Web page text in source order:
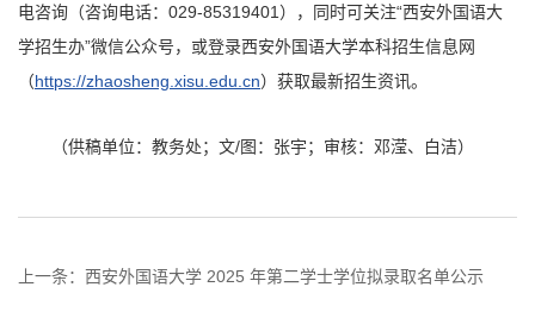
电咨询（咨询电话：029-85319401），同时可关注“西安外国语大
学招生办”微信公众号，或登录西安外国语大学本科招生信息网
（https://zhaosheng.xisu.edu.cn）获取最新招生资讯。
（供稿单位：教务处；文/图：张宇；审核：邓滢、白洁）
上一条： 西安外国语大学 2025 年第二学士学位拟录取名单公示